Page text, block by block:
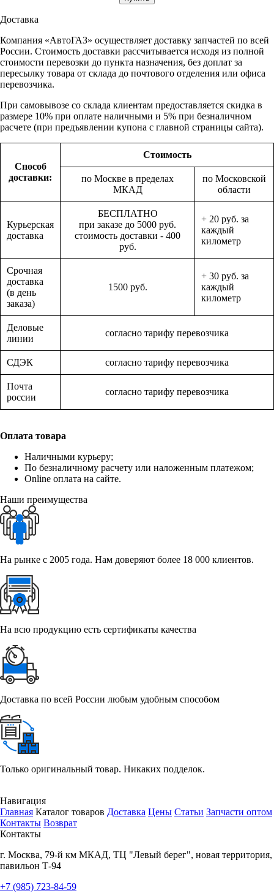
Доставка
Компания «АвтоГАЗ» осуществляет доставку запчастей по всей
России. Стоимость доставки рассчитывается исходя из полной
стоимости перевозки до пункта назначения, без доплат за
пересылку товара от склада до почтового отделения или офиса
перевозчика.
При самовывозе со склада клиентам предоставляется скидка в
размере 10% при оплате наличными и 5% при безналичном
расчете (при предъявлении купона с главной страницы сайта).
Способ
доставки:
Стоимость
по Москве в пределах
МКАД
по Московской
области
Курьерская
доставка
БЕСПЛАТНО
при заказе до 5000 руб.
стоимость доставки - 400
руб.
+ 20 руб. за
каждый
километр
Срочная
доставка
(в день
заказа)
1500 руб.
+ 30 руб. за
каждый
километр
Деловые
линии
согласно тарифу перевозчика
СДЭК согласно тарифу перевозчика
Почта
россии
согласно тарифу перевозчика
Оплата товара
Наличными курьеру;
По безналичному расчету или наложенным платежом;
Online оплата на сайте.
Наши преимущества
На рынке с 2005 года. Нам доверяют более 18 000 клиентов.
На всю продукцию есть сертификаты качества
Доставка по всей России любым удобным способом
Только оригинальный товар. Никаких подделок.
Навигация
Главная Каталог товаров Доставка Цены Статьи Запчасти оптом
Контакты Возврат
Контакты
г. Москва, 79-й км МКАД, ТЦ "Левый берег", новая территория,
павильон Т-94
+7 (985) 723-84-59